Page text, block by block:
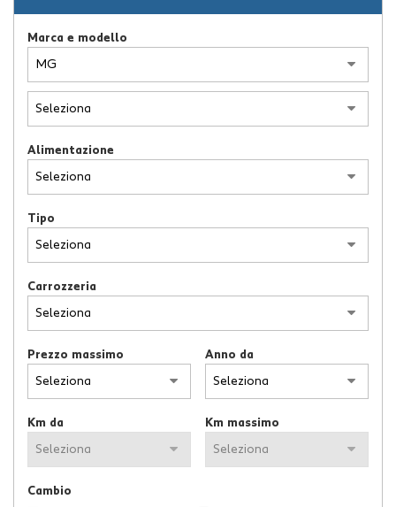
ASSISTENZA
NEWS
Marca e modello
Alimentazione
Tipo
Carrozzeria
Prezzo massimo Anno da
Km da Km massimo
Cambio